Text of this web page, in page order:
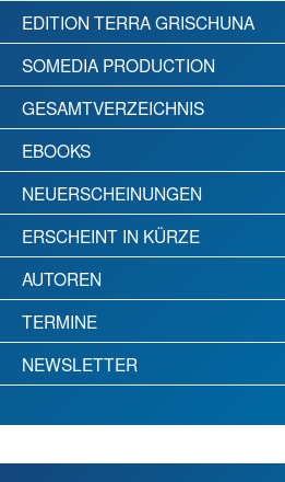
EDITION TERRA GRISCHUNA
SOMEDIA PRODUCTION
GESAMTVERZEICHNIS
EBOOKS
NEUERSCHEINUNGEN
ERSCHEINT IN KÜRZE
AUTOREN
TERMINE
NEWSLETTER